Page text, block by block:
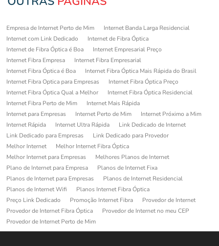
Empresa de Internet Perto de Mim
Internet Banda Larga Residencial
Internet com Link Dedicado
Internet de Fibra Óptica
Internet de Fibra Óptica é Boa
Internet Empresarial Preço
Internet Fibra Empresa
Internet Fibra Empresarial
Internet Fibra Óptica é Boa
Internet Fibra Óptica Mais Rápida do Brasil
Internet Fibra Optica para Empresas
Internet Fibra Óptica Preço
Internet Fibra Óptica Qual a Melhor
Internet Fibra Óptica Residencial
Internet Fibra Perto de Mim
Internet Mais Rápida
Internet para Empresas
Internet Perto de Mim
Internet Próximo a Mim
Internet Rápida
Internet Ultra Rápida
Link Dedicado de Internet
Link Dedicado para Empresas
Link Dedicado para Provedor
Melhor Internet
Melhor Internet Fibra Óptica
Melhor Internet para Empresas
Melhores Planos de Internet
Plano de Internet para Empresa
Planos de Internet Fixa
Planos de Internet para Empresas
Planos de Internet Residencial
Planos de Internet Wifi
Planos Internet Fibra Óptica
Preço Link Dedicado
Promoção Internet Fibra
Provedor de Internet
Provedor de Internet Fibra Óptica
Provedor de Internet no meu CEP
Provedor de Internet Perto de Mim